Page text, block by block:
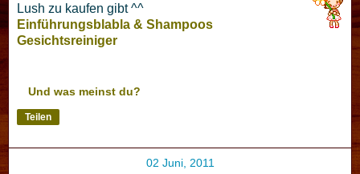
Lush zu kaufen gibt ^^
Einführungsblabla & Shampoos
Gesichtsreiniger
Und was meinst du?
Teilen
02 Juni, 2011